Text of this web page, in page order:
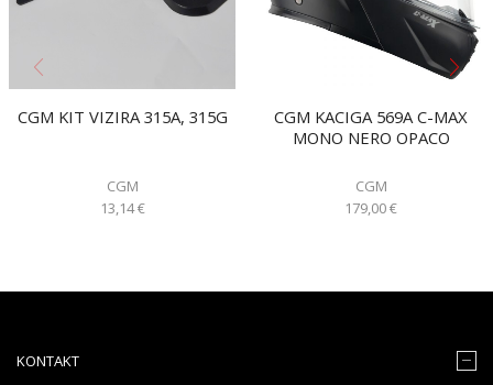
CGM KIT VIZIRA 315A, 315G
CGM
13,14€
CGM KACIGA 569A C-MAX
MONO NERO OPACO
CGM
179,00€
KONTAKT